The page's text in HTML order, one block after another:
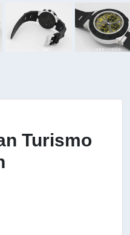
Turismo